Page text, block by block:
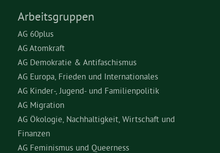
Arbeitsgruppen
AG 60plus
AG Atomkraft
AG Demokratie & Antifaschismus
AG Europa, Frieden und Internationales
AG Kinder-, Jugend- und Familienpolitik
AG Migration
AG Ökologie, Nachhaltigkeit, Wirtschaft und
Finanzen
AG Feminismus und Queerness